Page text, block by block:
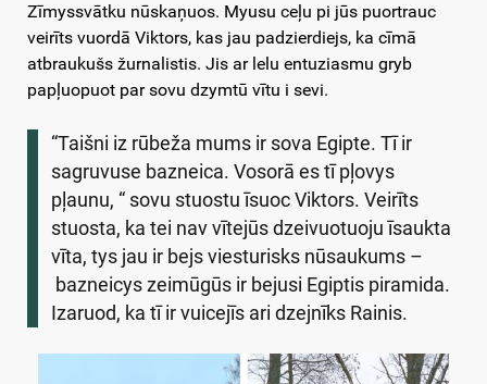
Zīmyssvātku nūskaņuos. Myusu ceļu pi jūs puortrauc
veirīts vuordā Viktors, kas jau padzierdiejs, ka cīmā
atbraukušs žurnalistis. Jis ar lelu entuziasmu gryb
papļuopuot par sovu dzymtū vītu i sevi.
“Taišni iz rūbeža mums ir sova Egipte. Tī ir
sagruvuse bazneica. Vosorā es tī pļovys
pļaunu, “ sovu stuostu īsuoc Viktors. Veirīts
stuosta, ka tei nav vītejūs dzeivuotuoju īsaukta
vīta, tys jau ir bejs viesturisks nūsaukums –
bazneicys zeimūgūs ir bejusi Egiptis piramida.
Izaruod, ka tī ir vuicejīs ari dzejnīks Rainis.